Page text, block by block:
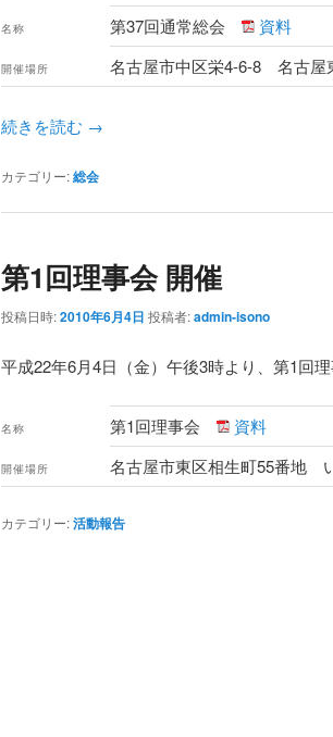
名称 第37回通常総会 資料
開催場所 名古屋市中区栄4-6-8 名古屋
続きを読む →
カテゴリー:総会
第1回理事会 開催
投稿日時:2010年6月4日 投稿者:admin-isono
平成22年6月4日（金）午後3時より、第1回理
名称 第1回理事会 資料
開催場所 名古屋市東区相生町55番地
カテゴリー:活動報告